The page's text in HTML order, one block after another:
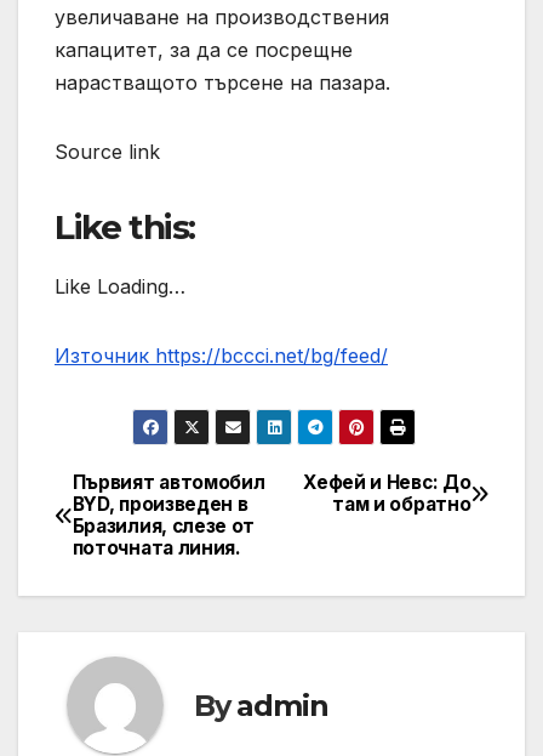
увеличаване на производствения
капацитет, за да се посрещне
нарастващото търсене на пазара.
Source link
Like this:
Like Loading…
Източник https://bccci.net/bg/feed/
Post
navigation
Хефей и Невс: До
там и обратно
Първият автомобил
BYD, произведен в
Бразилия, слезе от
поточната линия.
Byadmin